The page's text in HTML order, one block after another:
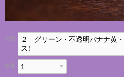
種類
数量